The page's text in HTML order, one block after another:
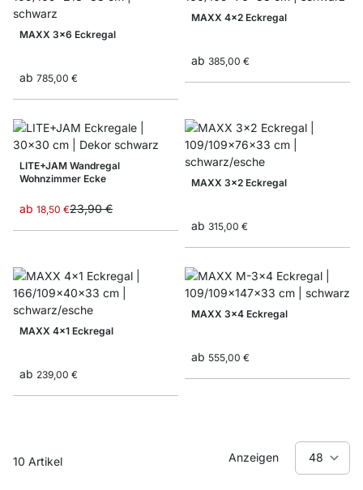
MAXX 3x6 Eckregal
ab 785,00 €
MAXX 4x2 Eckregal
ab 385,00 €
LITE+JAM Wandregal
Wohnzimmer Ecke
ab 18,50 €23,90 €
MAXX 3x2 Eckregal
ab 315,00 €
MAXX 4x1 Eckregal
ab 239,00 €
MAXX 3x4 Eckregal
ab 555,00 €
10 Artikel Anzeigen